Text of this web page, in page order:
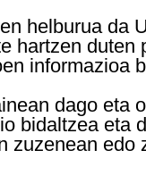
helburua da
hartzen
informazioa
dago eta
bidaltzea eta
zuzenean